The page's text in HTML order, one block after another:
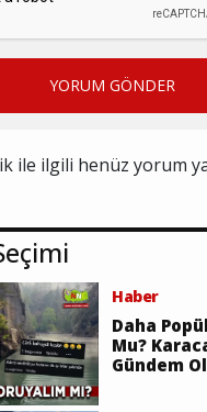
YORUM GÖNDER
ile ilgili henüz yorum
Haber
Daha
Mu?
Gündem